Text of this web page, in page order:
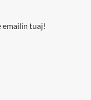
emailin tuaj!